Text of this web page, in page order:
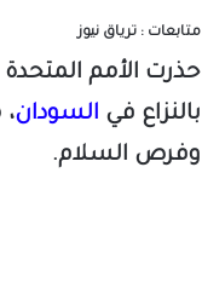
متابعات : ترياق نيوز
حذرت الأمم
بالنزاع في السودان
وفرص السلام.